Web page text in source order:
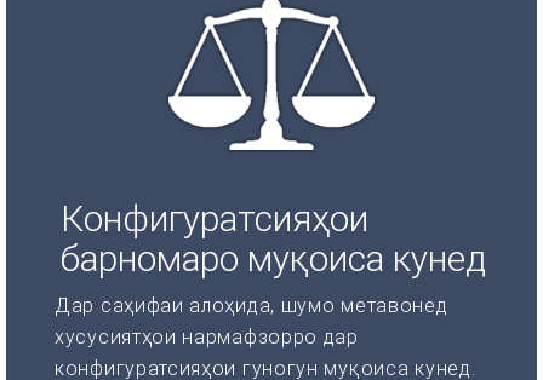
Конфигуратсияҳои
барномаро муқоиса кунед
Дар саҳифаи алоҳида, шумо метавонед
хусусиятҳои нармафзорро дар
конфигуратсияҳои гуногун муқоиса кунед.